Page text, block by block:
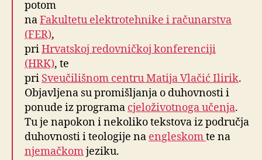
potom
naFakultetu elektrotehnike i računarstva
(FER),
priHrvatskoj redovničkoj konferenciji
(HRK), te
pri Sveučilišnom centru Matija Vlačić Ilirik.
Objavljena su promišljanja o duhovnosti i
ponude iz programa cjeloživotnoga učenja.
Tu je napokon i nekoliko tekstova iz područja
duhovnosti i teologije na engleskomte na
njemačkomjeziku.